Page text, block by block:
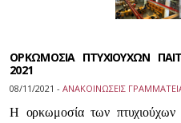
ΟΡΚΩΜΟΣΙΑ ΠΤΥΧΙΟΥΧΩΝ
2021
08/11/2021 - ΑΝΑΚΟΙΝΩΣΕΙΣ
Η ορκωμοσία των